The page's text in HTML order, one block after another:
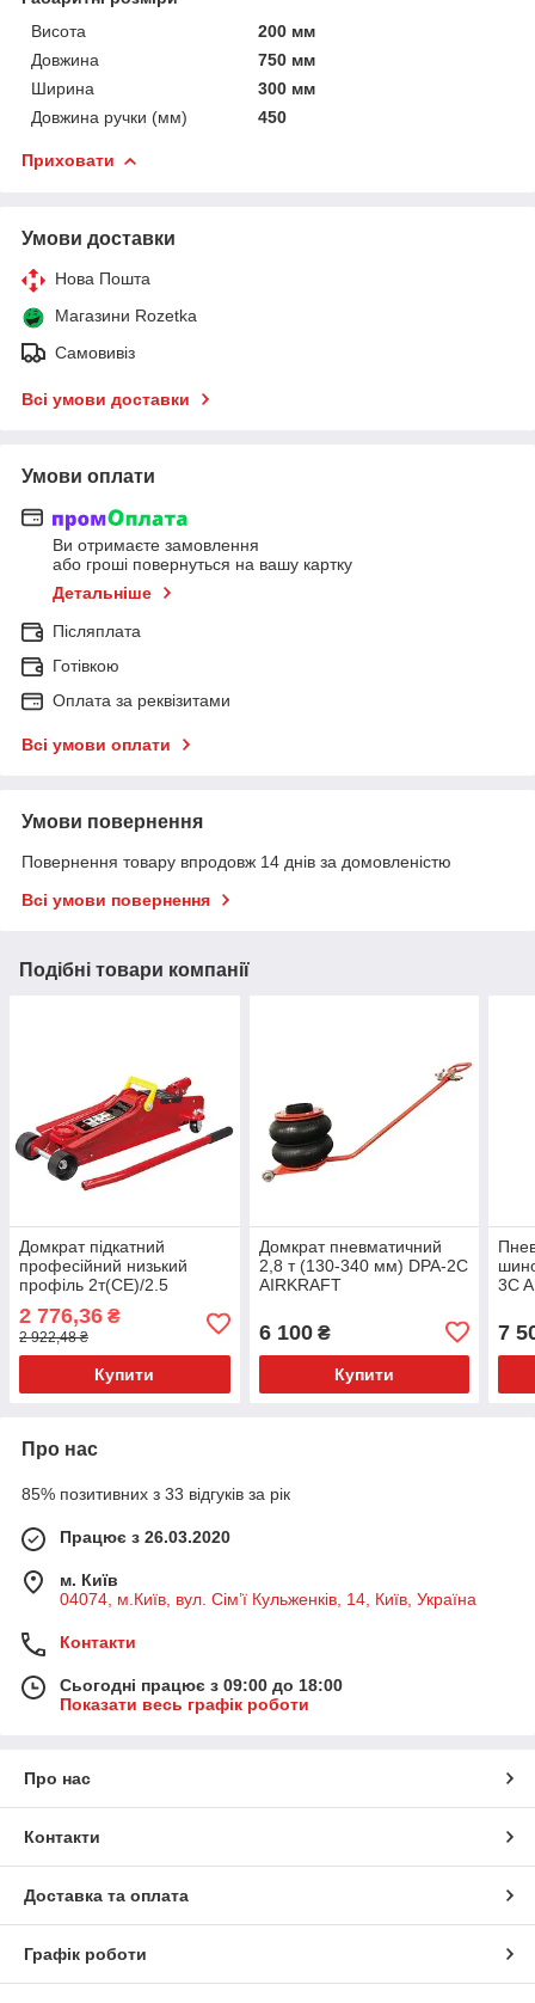
Висота
200 мм
Довжина
750 мм
Ширина
300 мм
Довжина ручки (мм)
450
Приховати
Умови доставки
Нова Пошта
Магазини Rozetka
Самовивіз
Всі умови доставки
Умови оплати
Ви отримаєте замовлення
або гроші повернуться на вашу картку
Детальніше
Післяплата
Готівкою
Оплата за реквізитами
Всі умови оплати
Умови повернення
Повернення товару впродовж 14 днів за домовленістю
Всі умови повернення
Подібні товари компанії
Домкрат підкатний
професійний низький
профіль 2т(CE)/2.5
ручкою 89-359 мм
T825051
2 776,36 ₴
2 922,48 ₴
Купити
Домкрат пневматичний
2,8 т (130-340 мм) DPA-2C
AIRKRAFT
6 100₴
Купити
3C
7
Про нас
85% позитивних з 33 відгуків за рік
Працює з 26.03.2020
м. Київ
04074, м.Київ, вул. Сім’ї Кульженків, 14, Київ, Україна
Контакти
Сьогодні працює з 09:00 до 18:00
Показати весь графік роботи
Про нас
Контакти
Доставка та оплата
Графік роботи